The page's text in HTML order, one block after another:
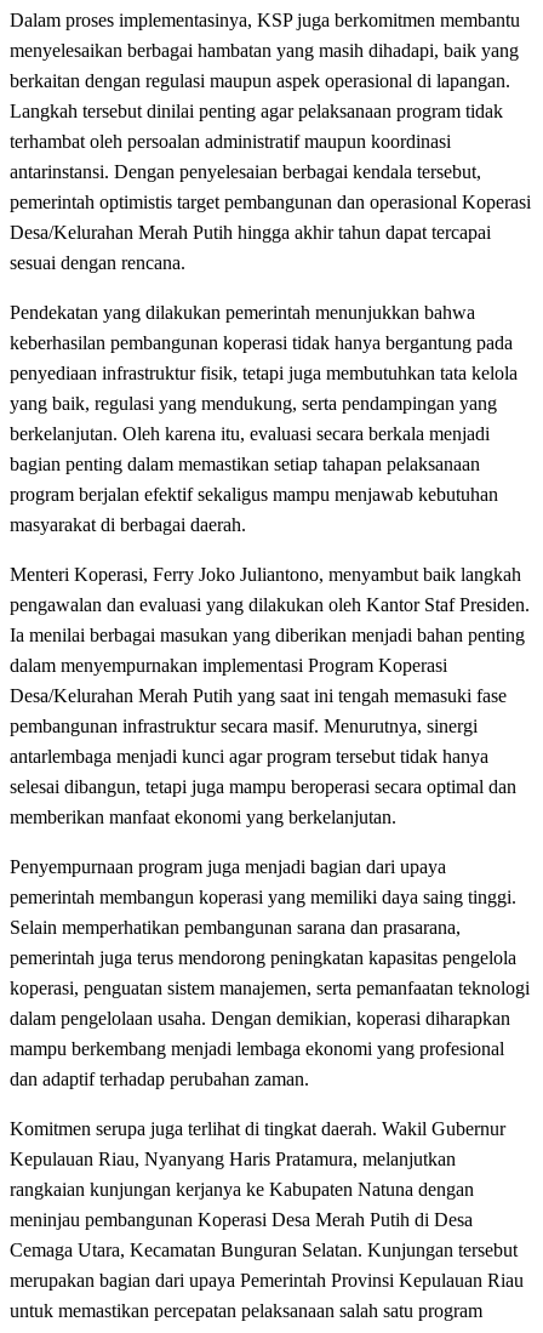
Dalam proses implementasinya, KSP juga berkomitmen membantu
menyelesaikan berbagai hambatan yang masih dihadapi, baik yang
berkaitan dengan regulasi maupun aspek operasional di lapangan.
Langkah tersebut dinilai penting agar pelaksanaan program tidak
terhambat oleh persoalan administratif maupun koordinasi
antarinstansi. Dengan penyelesaian berbagai kendala tersebut,
pemerintah optimistis target pembangunan dan operasional Koperasi
Desa/Kelurahan Merah Putih hingga akhir tahun dapat tercapai
sesuai dengan rencana.
Pendekatan yang dilakukan pemerintah menunjukkan bahwa
keberhasilan pembangunan koperasi tidak hanya bergantung pada
penyediaan infrastruktur fisik, tetapi juga membutuhkan tata kelola
yang baik, regulasi yang mendukung, serta pendampingan yang
berkelanjutan. Oleh karena itu, evaluasi secara berkala menjadi
bagian penting dalam memastikan setiap tahapan pelaksanaan
program berjalan efektif sekaligus mampu menjawab kebutuhan
masyarakat di berbagai daerah.
Menteri Koperasi, Ferry Joko Juliantono, menyambut baik langkah
pengawalan dan evaluasi yang dilakukan oleh Kantor Staf Presiden.
Ia menilai berbagai masukan yang diberikan menjadi bahan penting
dalam menyempurnakan implementasi Program Koperasi
Desa/Kelurahan Merah Putih yang saat ini tengah memasuki fase
pembangunan infrastruktur secara masif. Menurutnya, sinergi
antarlembaga menjadi kunci agar program tersebut tidak hanya
selesai dibangun, tetapi juga mampu beroperasi secara optimal dan
memberikan manfaat ekonomi yang berkelanjutan.
Penyempurnaan program juga menjadi bagian dari upaya
pemerintah membangun koperasi yang memiliki daya saing tinggi.
Selain memperhatikan pembangunan sarana dan prasarana,
pemerintah juga terus mendorong peningkatan kapasitas pengelola
koperasi, penguatan sistem manajemen, serta pemanfaatan teknologi
dalam pengelolaan usaha. Dengan demikian, koperasi diharapkan
mampu berkembang menjadi lembaga ekonomi yang profesional
dan adaptif terhadap perubahan zaman.
Komitmen serupa juga terlihat di tingkat daerah. Wakil Gubernur
Kepulauan Riau, Nyanyang Haris Pratamura, melanjutkan
rangkaian kunjungan kerjanya ke Kabupaten Natuna dengan
meninjau pembangunan Koperasi Desa Merah Putih di Desa
Cemaga Utara, Kecamatan Bunguran Selatan. Kunjungan tersebut
merupakan bagian dari upaya Pemerintah Provinsi Kepulauan Riau
untuk memastikan percepatan pelaksanaan salah satu program